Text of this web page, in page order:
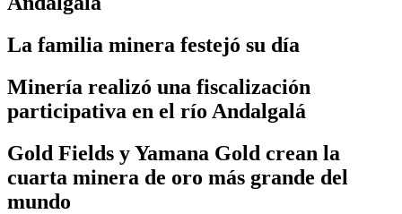
La familia minera festejó su día
Minería realizó una fiscalización
participativa en el río Andalgalá
Gold Fields y Yamana Gold crean la
cuarta minera de oro más grande del
mundo